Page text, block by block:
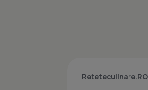
Reteteculinare.RO